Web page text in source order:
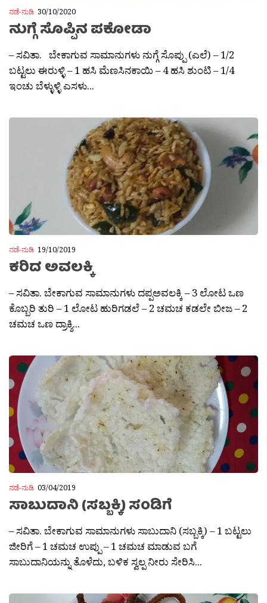
ನಡೆ-ನುಡಿ 30/10/2020
ನುಗ್ಗೆ ಸೊಪ್ಪಿನ ಪಕೋಡಾ
– ಸವಿತಾ. ಬೇಕಾಗುವ ಸಾಮಾನುಗಳು ನುಗ್ಗೆ ಸೊಪ್ಪು (ಎಲೆ) – 1/2
ಬಟ್ಟಲು ಈರುಳ್ಳಿ – 1 ಹಸಿ ಮೆಣಸಿನಕಾಯಿ – 4 ಹಸಿ ಶುಂಟಿ – 1/4
ಇಂಚು ಬೆಳ್ಳುಳ್ಳಿ ಎಸಳು...
ನಡೆ-ನುಡಿ 19/10/2019
ಕರಿದ ಅವಲಕ್ಕಿ
– ಸವಿತಾ. ಬೇಕಾಗುವ ಸಾಮಾನುಗಳು ದಪ್ಪಅವಲಕ್ಕಿ – 3 ಲೋಟ ಒಣ
ಕೊಬ್ಬರಿ ತುರಿ – 1 ಲೋಟ ಹುರಿಗಡಲೆ – 2 ಚಮಚ ಕಡಲೇ ಬೀಜ – 2
ಚಮಚ ಒಣ ದ್ರಾಕ್ಶಿ...
ನಡೆ-ನುಡಿ 03/04/2019
ಸಾಬುದಾನಿ (ಸಬ್ಬಕ್ಕಿ) ಸಂಡಿಗೆ
– ಸವಿತಾ. ಬೇಕಾಗುವ ಸಾಮಾನುಗಳು ಸಾಬುದಾನಿ (ಸಬ್ಬಕ್ಕಿ) – 1 ಬಟ್ಟಲು
ಜೀರಿಗೆ – 1 ಚಮಚ ಉಪ್ಪು – 1 ಚಮಚ ಮಾಡುವ ಬಗೆ
ಸಾಬುದಾನಿಯನ್ನು ತೊಳೆದು, ಬಳಿಕ ಸ್ವಲ್ಪ ನೀರು ಸೇರಿಸಿ...